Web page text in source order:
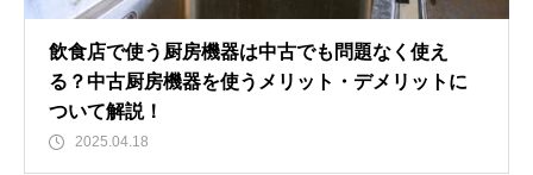
飲食店で使う厨房機器は中古でも問題なく使え
る？中古厨房機器を使うメリット・デメリットに
ついて解説！
2025.04.18